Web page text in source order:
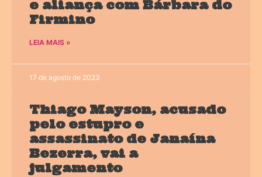
e aliança com Bárbara do
Firmino
LEIA MAIS »
17 de agosto de 2023
Thiago Mayson, acusado
pelo estupro e
assassinato de Janaína
Bezerra, vai a
julgamento